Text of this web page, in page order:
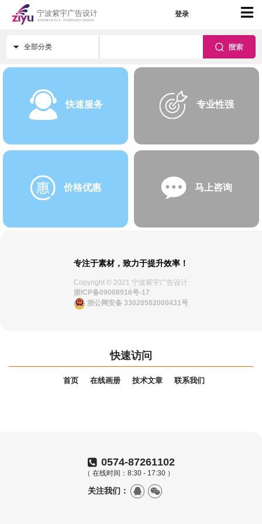
登录
全部分类
快速服务 专业性强
价格优惠 马上咨询
专注于素材，致力于提升效率！
Copyright © 2021 宁波紫宇广告设计
浙ICP备09008916号-17
浙公网安备 33020502000431号
快速访问
首页 在线画册 技术文章 联系我们
0574-87261102
（ 在线时间：8:30 - 17:30 ）
关注我们：